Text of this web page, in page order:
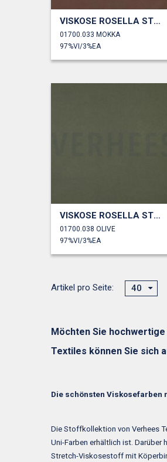
VISKOSE ROSELLA STRETCH
01700.033 MOKKA
97%VI/3%EA
VISKOSE ROSELLA STRETCH
01700.038 OLIVE
97%VI/3%EA
Artikel pro Seite: 40
Möchten Sie
Textiles können Sie sich
Die schönsten Viskosefarben
Die Stoffkollektion von Verhees
Uni-Farben erhältlich ist.
Stretch-Viskosestoff mit